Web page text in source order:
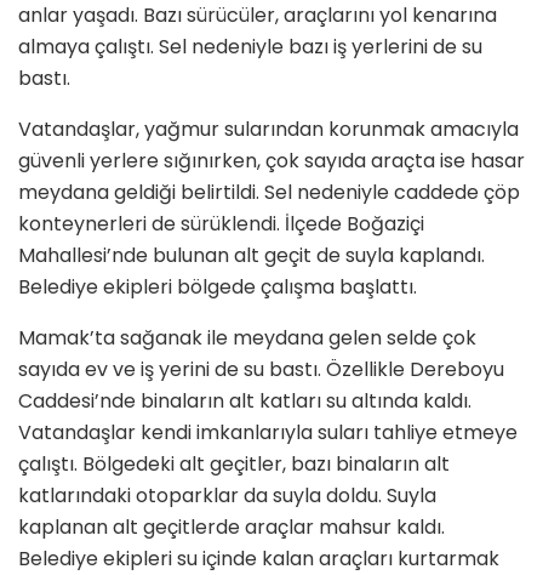
anlar yaşadı. Bazı sürücüler, araçlarını yol kenarına
almaya çalıştı. Sel nedeniyle bazı iş yerlerini de su
bastı.
Vatandaşlar, yağmur sularından korunmak amacıyla
güvenli yerlere sığınırken, çok sayıda araçta ise hasar
meydana geldiği belirtildi. Sel nedeniyle caddede çöp
konteynerleri de sürüklendi. İlçede Boğaziçi
Mahallesi’nde bulunan alt geçit de suyla kaplandı.
Belediye ekipleri bölgede çalışma başlattı.
Mamak’ta sağanak ile meydana gelen selde çok
sayıda ev ve iş yerini de su bastı. Özellikle Dereboyu
Caddesi’nde binaların alt katları su altında kaldı.
Vatandaşlar kendi imkanlarıyla suları tahliye etmeye
çalıştı. Bölgedeki alt geçitler, bazı binaların alt
katlarındaki otoparklar da suyla doldu. Suyla
kaplanan alt geçitlerde araçlar mahsur kaldı.
Belediye ekipleri su içinde kalan araçları kurtarmak